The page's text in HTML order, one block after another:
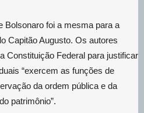
Bolsonaro foi a mesma para a
Capitão Augusto. Os autores
Constituição Federal para justificar
“exercem as funções de
da ordem pública e da
patrimônio”.